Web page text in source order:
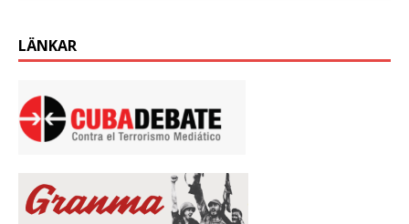
LÄNKAR